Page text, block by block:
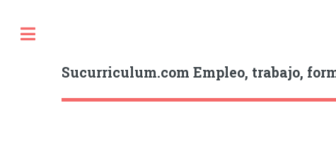
Sucurriculum.com Empleo, trabajo,